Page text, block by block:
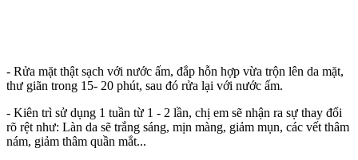
- Rửa mặt thật sạch với nước ấm, đắp hỗn hợp vừa trộn lên da mặt,
thư giãn trong 15- 20 phút, sau đó rửa lại với nước ấm.
- Kiên trì sử dụng 1 tuần từ 1 - 2 lần, chị em sẽ nhận ra sự thay đổi
rõ rệt như: Làn da sẽ trắng sáng, mịn màng, giảm mụn, các vết thâm
nám, giảm thâm quần mắt...